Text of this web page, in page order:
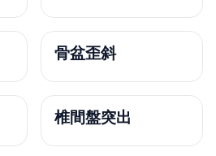
骨盆歪斜
椎間盤突出